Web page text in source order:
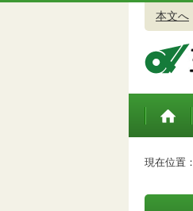
本文へ
トップペ
現在位置：